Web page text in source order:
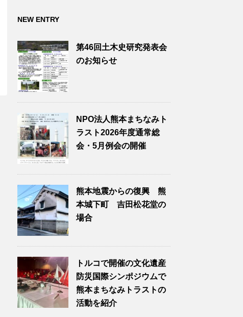
NEW ENTRY
第46回土木史研究発表会
のお知らせ
NPO法人熊本まちなみト
ラスト2026年度通常総
会・5月例会の開催
熊本地震からの復興 熊
本城下町 吉田松花堂の
場合
トルコで開催の文化遺産
防災国際シンポジウムで
熊本まちなみトラストの
活動を紹介